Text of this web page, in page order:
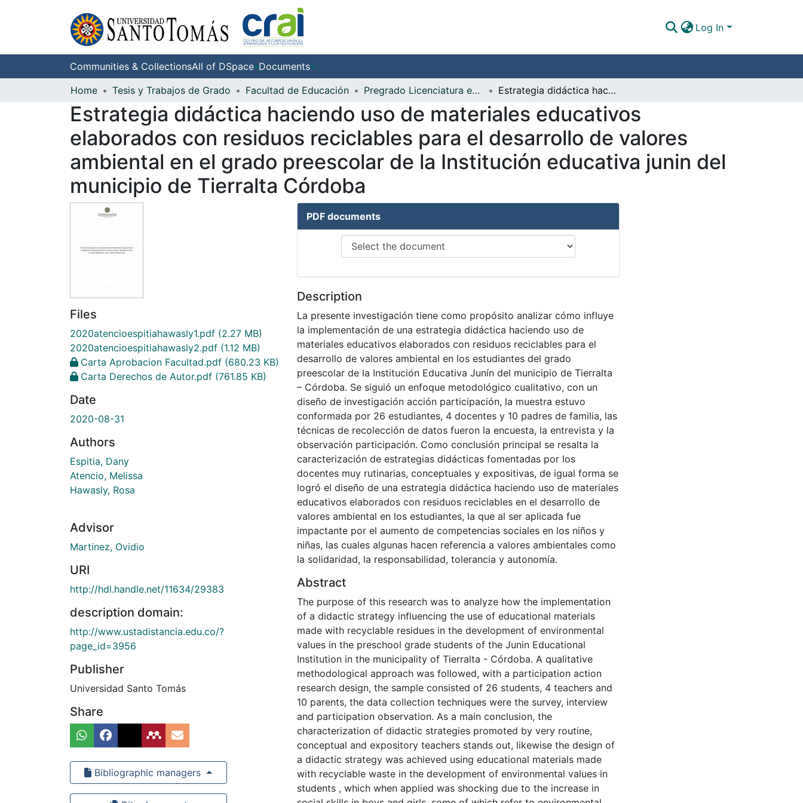
Log In
Communities & CollectionsAll of DSpace Documents
Home
Tesis y Trabajos de Grado Facultad de Educación Pregrado Licenciatura en Educación Preescolar Estrategia didáctica haciendo uso de materiales educativos elaborados con residuos reciclables para el desarrollo de valores ambiental en el grado preescolar de la Institución educativa junin del municipio de Tierralta Córdoba
Estrategia didáctica haciendo uso de materiales educativos
elaborados con residuos reciclables para el desarrollo de valores
ambiental en el grado preescolar de la Institución educativa junin del
municipio de Tierralta Córdoba
Files
2020atencioespitiahawasly1.pdf (2.27 MB)
2020atencioespitiahawasly2.pdf (1.12 MB)
Carta Aprobacion Facultad.pdf (680.23 KB)
Carta Derechos de Autor.pdf (761.85 KB)
Date
2020-08-31
Authors
Espitia, Dany
Atencio, Melissa
Hawasly, Rosa
Advisor
Martinez, Ovidio
URI
http://hdl.handle.net/11634/29383
description domain:
http://www.ustadistancia.edu.co/?
page_id=3956
Publisher
Universidad Santo Tomás
Share
Bibliographic managers
PDF documents
Description
La presente investigación tiene como propósito analizar cómo influye
la implementación de una estrategia didáctica haciendo uso de
materiales educativos elaborados con residuos reciclables para el
desarrollo de valores ambiental en los estudiantes del grado
preescolar de la Institución Educativa Junín del municipio de Tierralta
– Córdoba. Se siguió un enfoque metodológico cualitativo, con un
diseño de investigación acción participación, la muestra estuvo
conformada por 26 estudiantes, 4 docentes y 10 padres de familia, las
técnicas de recolección de datos fueron la encuesta, la entrevista y la
observación participación. Como conclusión principal se resalta la
caracterización de estrategias didácticas fomentadas por los
docentes muy rutinarias, conceptuales y expositivas, de igual forma se
logró el diseño de una estrategia didáctica haciendo uso de materiales
educativos elaborados con residuos reciclables en el desarrollo de
valores ambiental en los estudiantes, la que al ser aplicada fue
impactante por el aumento de competencias sociales en los niños y
niñas, las cuales algunas hacen referencia a valores ambientales como
la solidaridad, la responsabilidad, tolerancia y autonomía.
Abstract
The purpose of this research was to analyze how the implementation
of a didactic strategy influencing the use of educational materials
made with recyclable residues in the development of environmental
values in the preschool grade students of the Junin Educational
Institution in the municipality of Tierralta - Córdoba. A qualitative
methodological approach was followed, with a participation action
research design, the sample consisted of 26 students, 4 teachers and
10 parents, the data collection techniques were the survey, interview
and participation observation. As a main conclusion, the
characterization of didactic strategies promoted by very routine,
conceptual and expository teachers stands out, likewise the design of
a didactic strategy was achieved using educational materials made
with recyclable waste in the development of environmental values in
students , which when applied was shocking due to the increase in